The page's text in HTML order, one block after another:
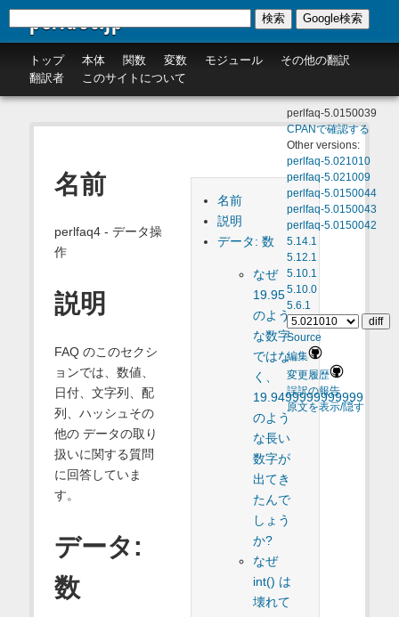
perldoc.jp
トップ 本体 関数 変数 モジュール
その他の翻訳
翻訳者
このサイトについて
検索 Google検索
perlfaq-5.0150039
CPANで確認する
Other versions:
perlfaq-5.021010
perlfaq-5.021009
perlfaq-5.0150044
perlfaq-5.0150043
perlfaq-5.0150042
5.14.1
5.12.1
5.10.1
5.10.0
5.6.1
Source
編集
変更履歴
誤訳の報告
原文を表示/隠す
名前
説明
データ: 数
なぜ
19.95
のよう
な数字
ではな
く、
19.9499999999999
のよう
な長い
数字が
出てき
たんで
しょう
か?
なぜ
int() は
壊れて
名前
perlfaq4 - データ操
作
説明
FAQ のこのセクシ
ョンでは、数値、
日付、文字列、配
列、ハッシュその
他の データの取り
扱いに関する質問
に回答していま
す。
データ:
数